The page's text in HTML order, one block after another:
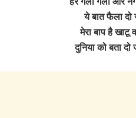
ये बात फैला दो
मेरा बाप है खाटू
दुनिया को बता